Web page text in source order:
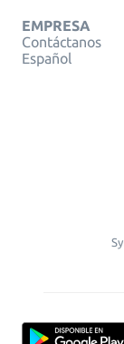
EMPRESA
Contáctanos
Español